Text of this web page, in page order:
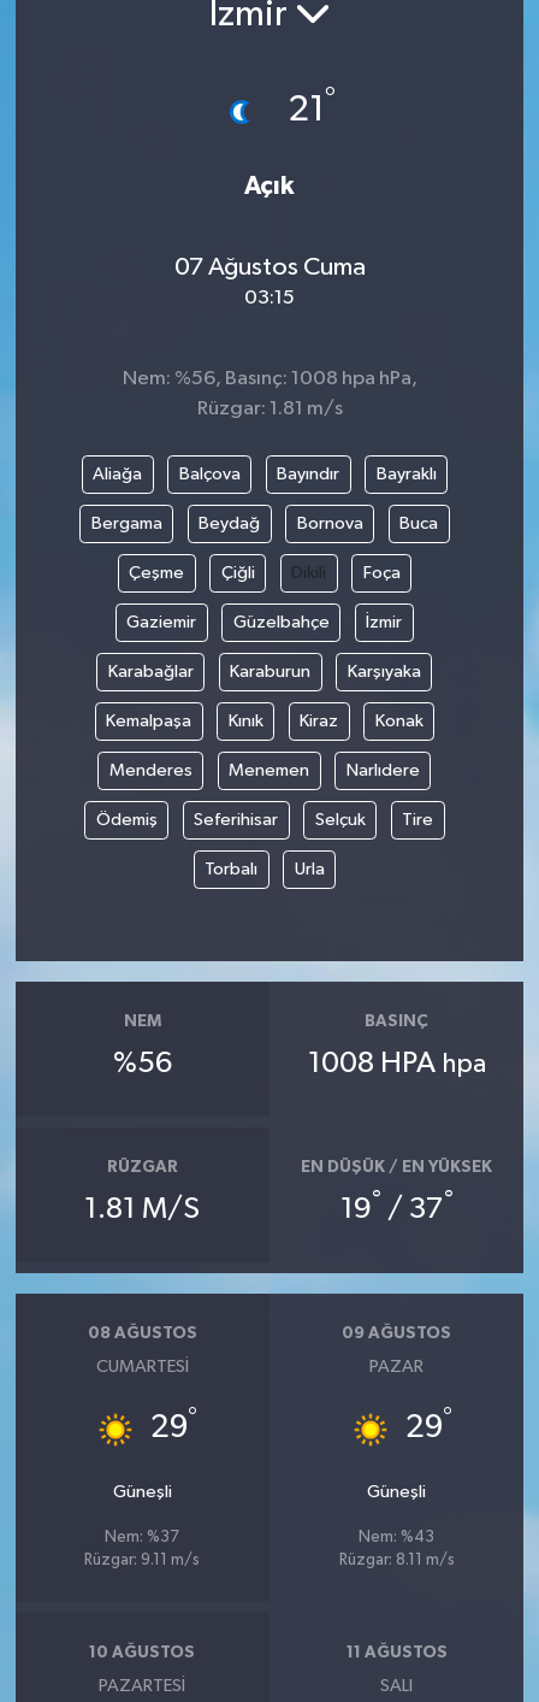
İzmir
21°
Açık
07 Ağustos Cuma
03:15
Nem: %56, Basınç: 1008 hpa hPa,
Rüzgar: 1.81 m/s
Aliağa Balçova Bayındır Bayraklı
Bergama Beydağ Bornova Buca
Çeşme Çiğli Dikili Foça
Gaziemir Güzelbahçe İzmir
Karabağlar Karaburun Karşıyaka
Kemalpaşa Kınık Kiraz Konak
Menderes Menemen Narlıdere
Ödemiş Seferihisar Selçuk Tire
Torbalı Urla
NEM
%56
BASINÇ
1008 HPA hpa
RÜZGAR
1.81 M/S
EN DÜŞÜK / EN YÜKSEK
19° / 37°
08 AĞUSTOS
CUMARTESI
29°
Güneşli
Nem: %37
Rüzgar: 9.11 m/s
09 AĞUSTOS
PAZAR
29°
Güneşli
Nem: %43
Rüzgar: 8.11 m/s
10 AĞUSTOS
PAZARTESI
11 AĞUSTOS
SALI